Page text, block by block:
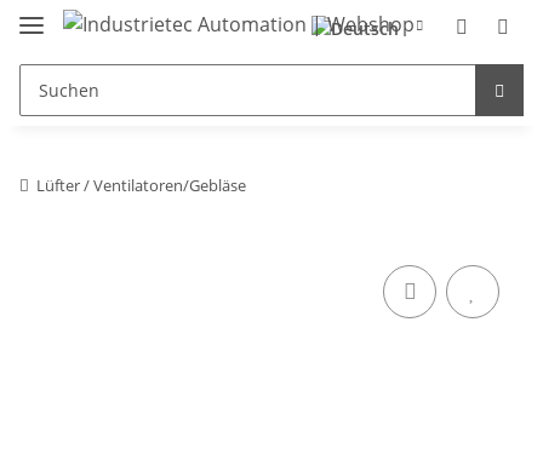
Lüfter / Ventilatoren/Gebläse